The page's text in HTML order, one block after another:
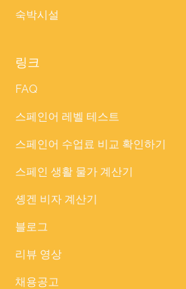
숙박시설
링크
FAQ
스페인어 레벨 테스트
스페인어 수업료 비교 확인하기
스페인 생활 물가 계산기
솅겐 비자 계산기
블로그
리뷰 영상
채용공고